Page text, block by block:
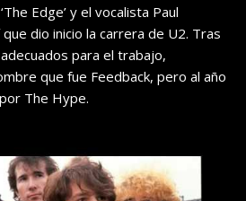
Edge’ y el vocalista Paul
que dio inicio la carrera de U2. Tras
para el trabajo,
que fue Feedback, pero al año
The Hype.